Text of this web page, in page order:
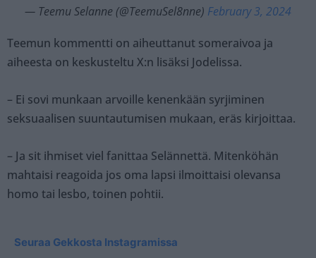
— Teemu Selanne (@TeemuSel8nne) February 3, 2024
Teemun kommentti on aiheuttanut someraivoa ja
aiheesta on keskusteltu X:n lisäksi Jodelissa.
– Ei sovi munkaan arvoille kenenkään syrjiminen
seksuaalisen suuntautumisen mukaan, eräs kirjoittaa.
– Ja sit ihmiset viel fanittaa Selännettä. Mitenköhän
mahtaisi reagoida jos oma lapsi ilmoittaisi olevansa
homo tai lesbo, toinen pohtii.
Seuraa Gekkosta Instagramissa